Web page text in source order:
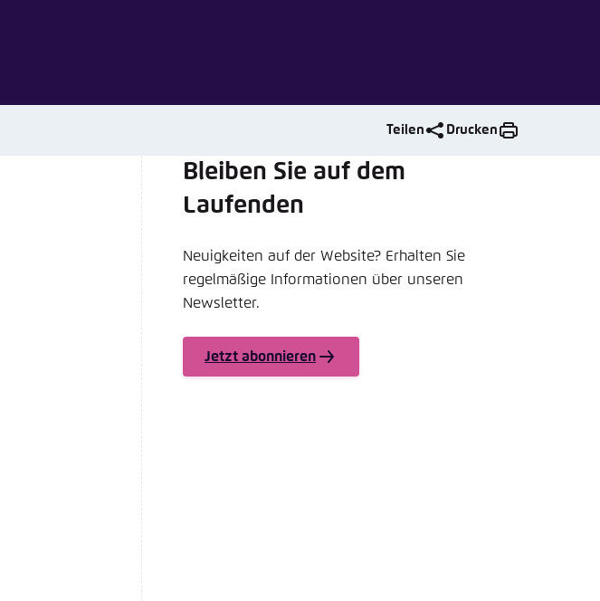
Teilen Drucken
Bleiben Sie auf dem
Laufenden
Neuigkeiten auf der Website? Erhalten Sie
regelmäßige Informationen über unseren
Newsletter.
Jetzt abonnieren